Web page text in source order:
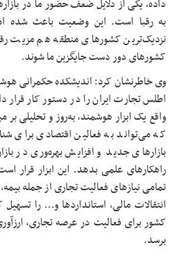
داده، یکی از دلایل ضعف حضور ما در
به رقبا است. این وضعیت باعث شده
نزدیک‌ترین کشورهای منطقه هم مزیت
کشورهای دور دست جایگزین ما شوند.
وی خاطرنشان کرد: اندیشکده حکمرانی
اطلس تجارت ایران را در دستور کار
واقع یک ابزار هوشمند، به‌روز و تحلیلی
که می‌تواند به فعالین اقتصادی برای
بازارهای جدید و افزایش بهره‌وری در
راهکارهای علمی بدهد. این ابزار قرار
تمامی نیازهای فعالیت تجاری از جمله
انتقالات مالی، استانداردها و… را
کشور برای فعالیت در عرصه تجاری،
برسد.